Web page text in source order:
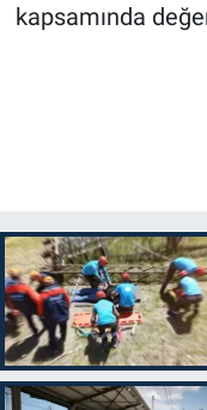
kapsamında